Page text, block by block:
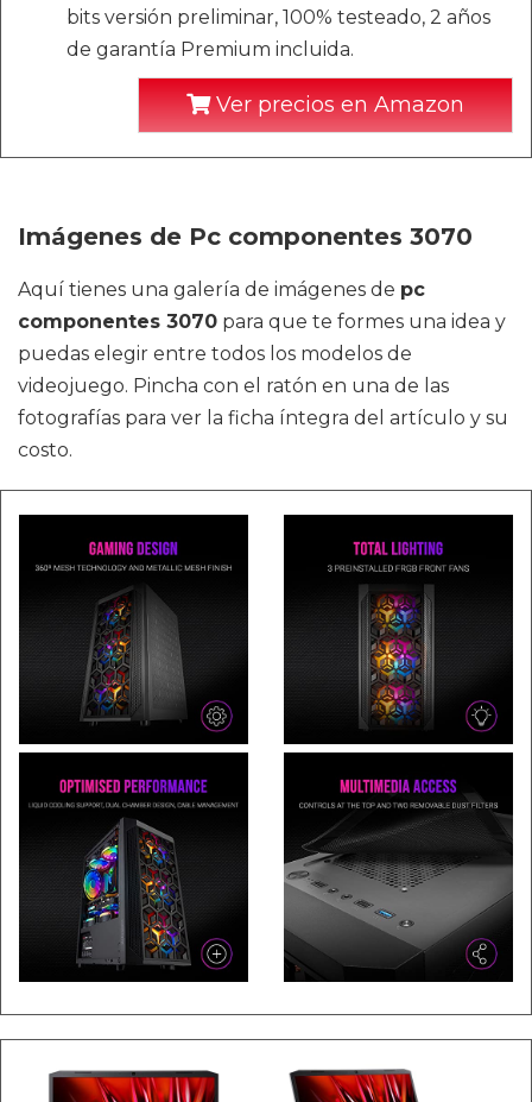
bits versión preliminar, 100% testeado, 2 años
de garantía Premium incluida.
Ver precios en Amazon
Imágenes de Pc componentes 3070
Aquí tienes una galería de imágenes de pc
componentes 3070 para que te formes una idea y
puedas elegir entre todos los modelos de
videojuego. Pincha con el ratón en una de las
fotografías para ver la ficha íntegra del artículo y su
costo.